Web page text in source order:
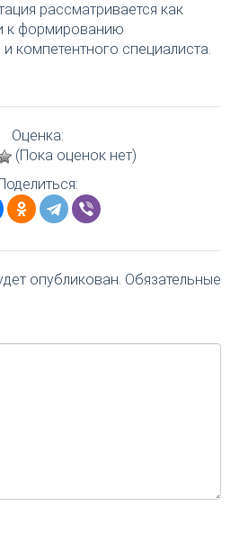
рассматривается как
к формированию
компетентного специалиста.
Оценка:
(Пока оценок нет)
опубликован. Обязательные